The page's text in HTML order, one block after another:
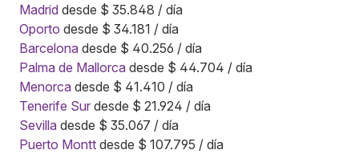
Madrid desde $ 35.848 / día
Oporto desde $ 34.181 / día
Barcelona desde $ 40.256 / día
Palma de Mallorca desde $ 44.704 / día
Menorca desde $ 41.410 / día
Tenerife Sur desde $ 21.924 / día
Sevilla desde $ 35.067 / día
Puerto Montt desde $ 107.795 / día